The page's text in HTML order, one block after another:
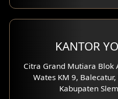
Desain Rumah
KANTOR
Citra Grand Mutiara Blok
Wates KM 9,
Kabupaten